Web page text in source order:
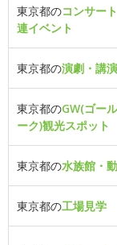
東京都のコンサー
連イベント
東京都の演劇・講
東京都のGW(ゴー
ーク)観光スポット
東京都の水族館・
東京都の工場見学